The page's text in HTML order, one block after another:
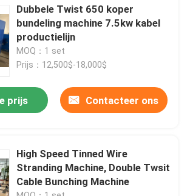
Machine
Dubbele Twist 650 koper
bundeling machine 7.5kw kabel
productielijn
MOQ：1 set
Prijs：12,500$-18,000$
prijs Contacteer ons
High Speed Tinned Wire
Stranding Machine, Double Twsit
Cable Bunching Machine